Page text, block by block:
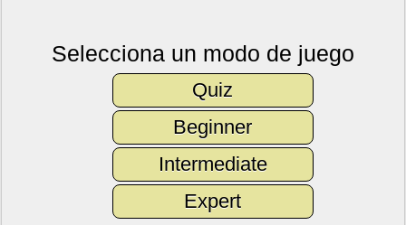
Selecciona un modo de juego
Quiz
Beginner
Intermediate
Expert